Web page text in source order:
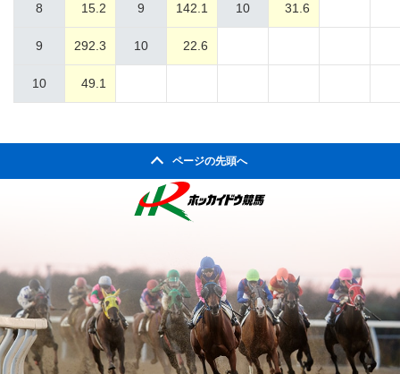
8 15.2 9 142.1 10 31.6
9 292.3 10 22.6
10 49.1
ページの先頭へ